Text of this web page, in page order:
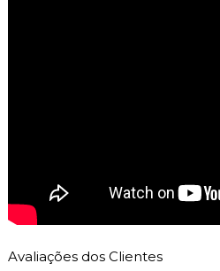
Avaliações dos Clientes